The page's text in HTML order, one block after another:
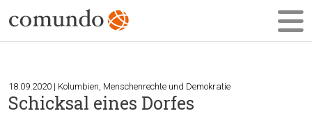
18.09.2020 | Kolumbien, Menschenrechte und Demokratie
Schicksal eines Dorfes